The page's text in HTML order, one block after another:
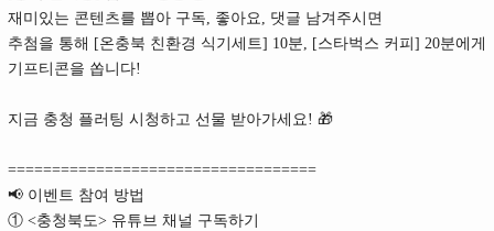
재미있는 콘텐츠를 뽑아 구독, 좋아요, 댓글 남겨주시면
추첨을 통해 [온충북 친환경 식기세트] 10분, [스타벅스 커피] 20분에게
기프티콘을 쏩니다!
지금 충청 플러팅 시청하고 선물 받아가세요! 🎁
===================================
📢 이벤트 참여 방법
① <충청북도> 유튜브 채널 구독하기